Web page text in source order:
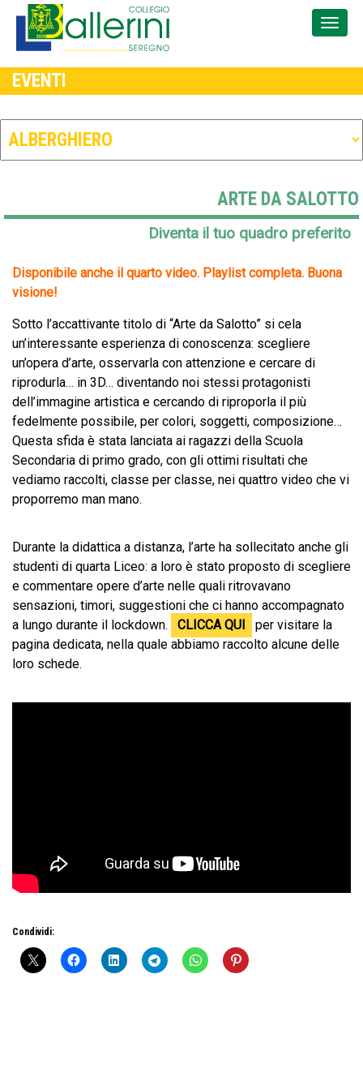
EVENTI
ARTE DA SALOTTO
Diventa il tuo quadro preferito
Disponibile anche il quarto video. Playlist completa. Buona
visione!
Sotto l’accattivante titolo di “Arte da Salotto” si cela
un’interessante esperienza di conoscenza: scegliere
un’opera d’arte, osservarla con attenzione e cercare di
riprodurla… in 3D… diventando noi stessi protagonisti
dell’immagine artistica e cercando di riproporla il più
fedelmente possibile, per colori, soggetti, composizione…
Questa sfida è stata lanciata ai ragazzi della Scuola
Secondaria di primo grado, con gli ottimi risultati che
vediamo raccolti, classe per classe, nei quattro video che vi
proporremo man mano.
Durante la didattica a distanza, l’arte ha sollecitato anche gli
studenti di quarta Liceo: a loro è stato proposto di scegliere
e commentare opere d’arte nelle quali ritrovavano
sensazioni, timori, suggestioni che ci hanno accompagnato
a lungo durante il lockdown.
CLICCA QUI
per visitare la
pagina dedicata, nella quale abbiamo raccolto alcune delle
loro schede.
Condividi: